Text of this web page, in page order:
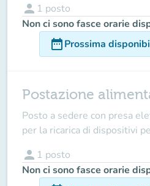
person 1 posto
Non ci sono fasce orarie
date_rangeProssima
Postazione
Posto a sedere con presa
per la ricarica di dispositivi
person 1 posto
Non ci sono fasce orarie